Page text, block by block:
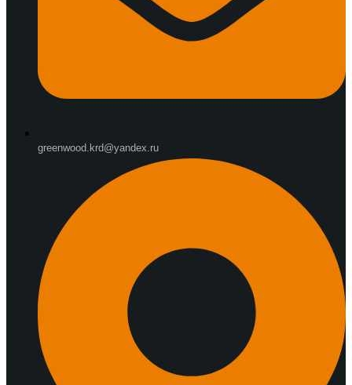
greenwood.krd@yandex.ru